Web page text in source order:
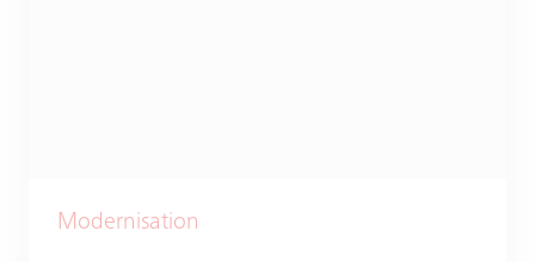
Modernisation